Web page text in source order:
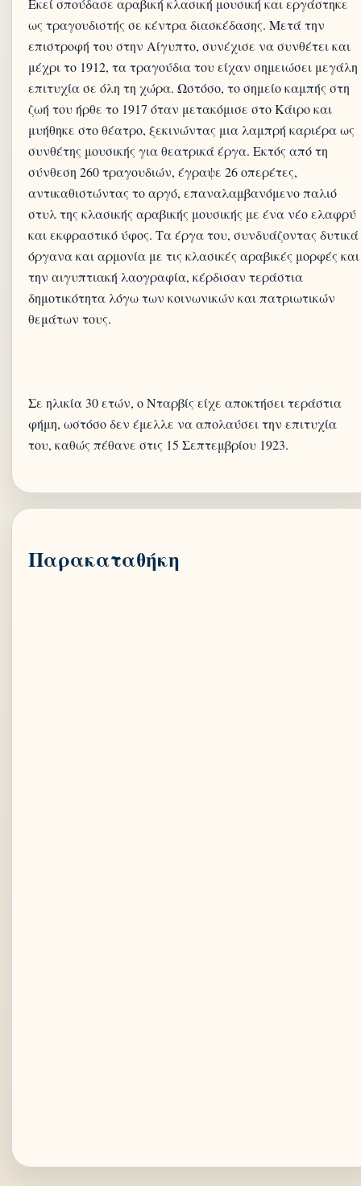
Εκεί σπούδασε αραβική κλασική μουσική και εργάστηκε
ως τραγουδιστής σε κέντρα διασκέδασης. Μετά την
επιστροφή του στην Αίγυπτο, συνέχισε να συνθέτει και
μέχρι το 1912, τα τραγούδια του είχαν σημειώσει μεγάλη
επιτυχία σε όλη τη χώρα. Ωστόσο, το σημείο καμπής στη
ζωή του ήρθε το 1917 όταν μετακόμισε στο Κάιρο και
μυήθηκε στο θέατρο, ξεκινώντας μια λαμπρή καριέρα ως
συνθέτης μουσικής για θεατρικά έργα. Εκτός από τη
σύνθεση 260 τραγουδιών, έγραψε 26 οπερέτες,
αντικαθιστώντας το αργό, επαναλαμβανόμενο παλιό
στυλ της κλασικής αραβικής μουσικής με ένα νέο ελαφρύ
και εκφραστικό ύφος. Τα έργα του, συνδυάζοντας δυτικά
όργανα και αρμονία με τις κλασικές αραβικές μορφές και
την αιγυπτιακή λαογραφία, κέρδισαν τεράστια
δημοτικότητα λόγω των κοινωνικών και πατριωτικών
Σε ηλικία 30 ετών, ο Νταρβίς είχε αποκτήσει τεράστια
φήμη, ωστόσο δεν έμελλε να απολαύσει την επιτυχία
του, καθώς πέθανε στις 15 Σεπτεμβρίου 1923.
Παρακαταθήκη